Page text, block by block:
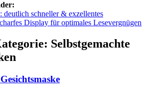
schneller & exzellentes
Display für optimales Lesevergnügen
Selbstgemachte